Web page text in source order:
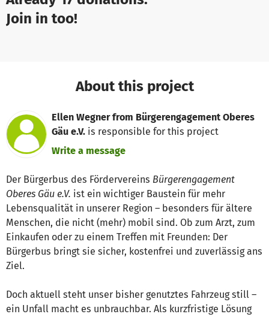
Join in too!
About this project
Ellen Wegner from Bürgerengagement Oberes
Gäu e.V. is responsible for this project
Write a message
Der Bürgerbus des Fördervereins Bürgerengagement
Oberes Gäu e.V. ist ein wichtiger Baustein für mehr
Lebensqualität in unserer Region – besonders für ältere
Menschen, die nicht (mehr) mobil sind. Ob zum Arzt, zum
Einkaufen oder zu einem Treffen mit Freunden: Der
Bürgerbus bringt sie sicher, kostenfrei und zuverlässig ans
Ziel.
Doch aktuell steht unser bisher genutztes Fahrzeug still –
ein Unfall macht es unbrauchbar. Als kurzfristige Lösung